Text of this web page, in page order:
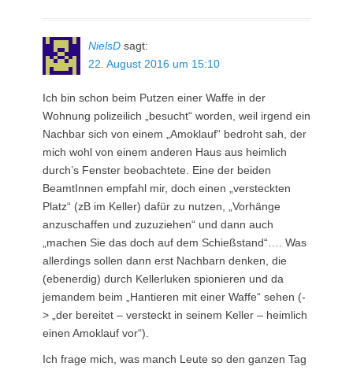
NielsD sagt:
22. August 2016 um 15:10
Ich bin schon beim Putzen einer Waffe in der
Wohnung polizeilich „besucht“ worden, weil irgend ein
Nachbar sich von einem „Amoklauf“ bedroht sah, der
mich wohl von einem anderen Haus aus heimlich
durch’s Fenster beobachtete. Eine der beiden
BeamtInnen empfahl mir, doch einen „versteckten
Platz“ (zB im Keller) dafür zu nutzen, „Vorhänge
anzuschaffen und zuzuziehen“ und dann auch
„machen Sie das doch auf dem Schießstand“…. Was
allerdings sollen dann erst Nachbarn denken, die
(ebenerdig) durch Kellerluken spionieren und da
jemandem beim „Hantieren mit einer Waffe“ sehen (-
> „der bereitet – versteckt in seinem Keller – heimlich
einen Amoklauf vor“).
Ich frage mich, was manch Leute so den ganzen Tag